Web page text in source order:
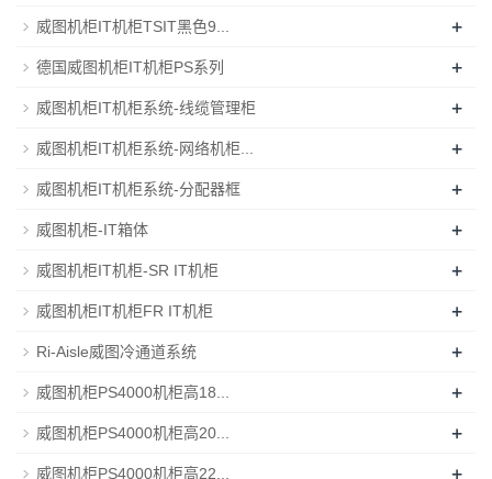
威图机柜IT机柜TSIT黑色9... +
德国威图机柜IT机柜PS系列 +
威图机柜IT机柜系统-线缆管理柜 +
威图机柜IT机柜系统-网络机柜... +
威图机柜IT机柜系统-分配器框 +
威图机柜-IT箱体 +
威图机柜IT机柜-SR IT机柜 +
威图机柜IT机柜FR IT机柜 +
Ri-Aisle威图冷通道系统 +
威图机柜PS4000机柜高18... +
威图机柜PS4000机柜高20... +
威图机柜PS4000机柜高22... +